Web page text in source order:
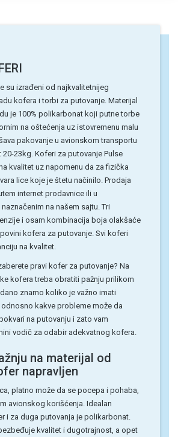
su izrađeni od najkvalitetnijeg
kofera i torbi za putovanje. Materijal
je 100% polikarbonat koji putne torbe
na oštećenja uz istovremenu malu
pakovanje u avionskom transportu
23kg. Koferi za putovanje Pulse
kvalitet uz napomenu da za fizička
lice koje je štetu načinilo. Prodaja
internet prodavnice ili u
na našem sajtu. Tri
i osam kombinacija boja olakšaće
kofera za putovanje. Svi koferi
na kvalitet.
pravi kofer za putovanje? Na
kofera treba obratiti pažnju prilikom
znamo koliko je važno imati
kakve probleme može da
na putovanju i zato vam
vodič za odabir adekvatnog kofera.
na materijal od
napravljen
platno može da se pocepa i pohaba,
avionskog korišćenja. Idealan
i za duga putovanja je polikarbonat.
kvalitet i dugotrajnost, a opet